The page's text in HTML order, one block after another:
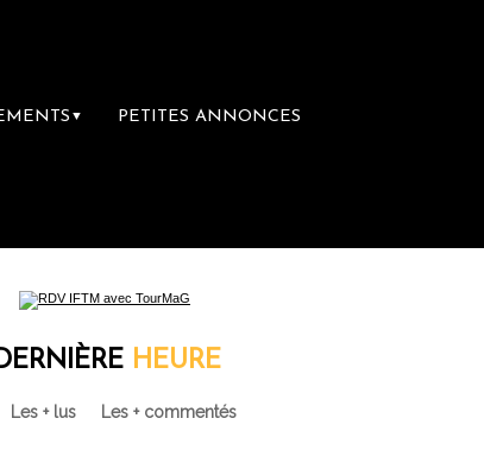
▼ PETITES ANNONCES
du voyage
HEURE
Les + lus Les + commentés